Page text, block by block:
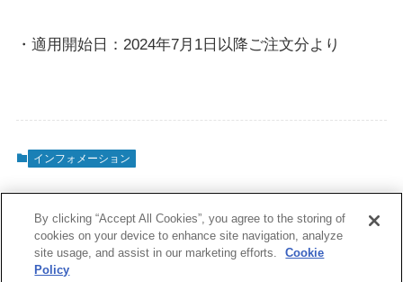
・適用開始日：2024年7月1日以降ご注文分より
インフォメーション
By clicking “Accept All Cookies”, you agree to the storing of
cookies on your device to enhance site navigation, analyze
site usage, and assist in our marketing efforts.
Cookie
Policy